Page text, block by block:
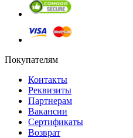
Покупателям
Контакты
Реквизиты
Партнерам
Вакансии
Сертификаты
Возврат